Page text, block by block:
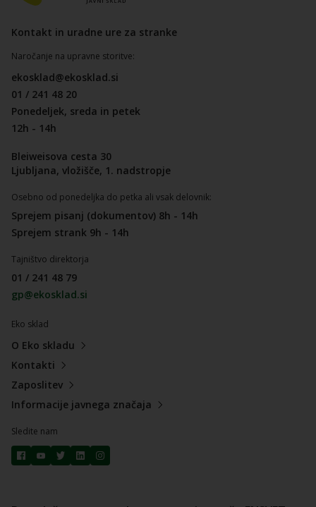
Kontakt in uradne ure za stranke
Naročanje na upravne storitve:
ekosklad@ekosklad.si
01 / 241 48 20
Ponedeljek, sreda in petek
12h - 14h
Bleiweisova cesta 30
Ljubljana, vložišče, 1. nadstropje
Osebno od ponedeljka do petka ali vsak delovnik:
Sprejem pisanj (dokumentov) 8h - 14h
Sprejem strank 9h - 14h
Tajništvo direktorja
01 / 241 48 79
gp@ekosklad.si
Eko sklad
O Eko skladu
Kontakti
Zaposlitev
Informacije javnega značaja
Sledite nam